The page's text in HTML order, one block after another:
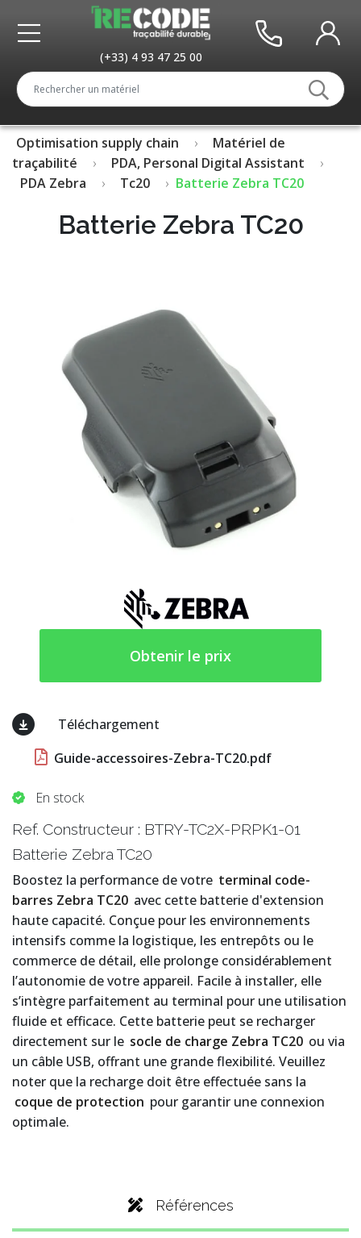
(+33) 4 93 47 25 00
Optimisation supply chain
Matériel de
traçabilité
PDA, Personal Digital Assistant
PDA Zebra
Tc20 Batterie Zebra TC20
Batterie Zebra TC20
Obtenir le prix
Téléchargement
Guide-accessoires-Zebra-TC20.pdf
En stock
Ref. Constructeur : BTRY-TC2X-PRPK1-01
Batterie Zebra TC20
Boostez la performance de votre terminal code-
barres Zebra TC20 avec cette batterie d'extension
haute capacité. Conçue pour les environnements
intensifs comme la logistique, les entrepôts ou le
commerce de détail, elle prolonge considérablement
l’autonomie de votre appareil. Facile à installer, elle
s’intègre parfaitement au terminal pour une utilisation
fluide et efficace. Cette batterie peut se recharger
directement sur le socle de charge Zebra TC20 ou via
un câble USB, offrant une grande flexibilité. Veuillez
noter que la recharge doit être effectuée sans la
coque de protection pour garantir une connexion
optimale.
Références